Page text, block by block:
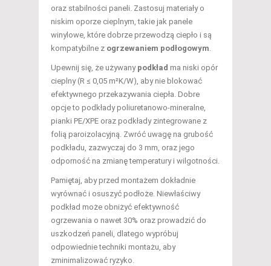
oraz stabilności paneli. Zastosuj materiały o
niskim oporze cieplnym, takie jak panele
winylowe, które dobrze przewodzą ciepło i są
kompatybilne z ogrzewaniem podłogowym
Upewnij się, że używany podkład ma niski opór
cieplny (R ≤ 0,05 m²K/W), aby nie blokować
efektywnego przekazywania ciepła. Dobre
opcje to podkłady poliuretanowo-mineralne,
pianki PE/XPE oraz podkłady zintegrowane z
folią paroizolacyjną. Zwróć uwagę na grubość
podkładu, zazwyczaj do 3 mm, oraz jego
odporność na zmianę temperatury i wilgotności.
Pamiętaj, aby przed montażem dokładnie
wyrównać i osuszyć podłoże. Niewłaściwy
podkład może obniżyć efektywność
ogrzewania o nawet 30% oraz prowadzić do
uszkodzeń paneli, dlatego wypróbuj
odpowiednie techniki montażu, aby
zminimalizować ryzyko.